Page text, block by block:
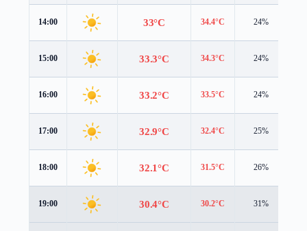
14:00 33°C 34.4°C 24%
15:00 33.3°C 34.3°C 24%
16:00 33.2°C 33.5°C 24%
17:00 32.9°C 32.4°C 25%
18:00 32.1°C 31.5°C 26%
19:00 30.4°C 30.2°C 31%